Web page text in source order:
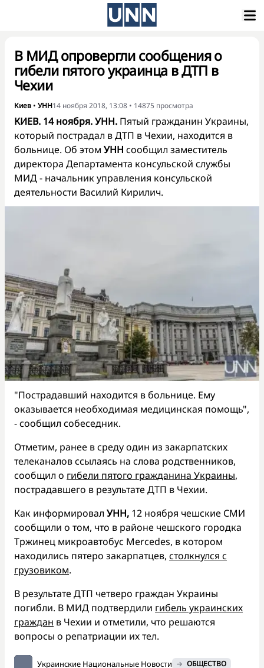
В МИД опровергли сообщения о
гибели пятого украинца в ДТП в
Чехии
Киев • УНН14 ноября 2018, 13:08 • 14875 просмотра
КИЕВ. 14 ноября. УНН. Пятый гражданин Украины,
который пострадал в ДТП в Чехии, находится в
больнице. Об этом УНН сообщил заместитель
директора Департамента консульской службы
МИД - начальник управления консульской
деятельности Василий Кирилич.
"Пострадавший находится в больнице. Ему
оказывается необходимая медицинская помощь",
- сообщил собеседник.
Отметим, ранее в среду один из закарпатских
телеканалов ссылаясь на слова родственников,
сообщил о гибели пятого гражданина Украины,
пострадавшего в результате ДТП в Чехии.
Как информировал УНН, 12 ноября чешские СМИ
сообщили о том, что в районе чешского городка
Тржинец микроавтобус Mercedes, в котором
находились пятеро закарпатцев, столкнулся с
грузовиком.
В результате ДТП четверо граждан Украины
погибли. В МИД подтвердили гибель украинских
граждан в Чехии и отметили, что решаются
вопросы о репатриации их тел.
Украинские Национальные Новости ОБЩЕСТВО